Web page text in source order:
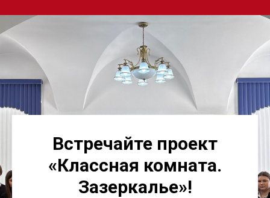
Встречайте проект
«Классная комната.
Зазеркалье»!